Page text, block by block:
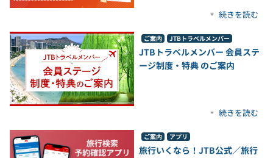
続きを読む
ご案内 JTBトラベルメンバー
JTBトラベルメンバー 会員ステ
ージ制度・特典 のご案内
続きを読む
ご案内 アプリ
旅行いくなら！JTB公式／旅行